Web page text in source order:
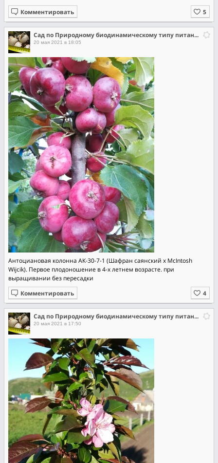
Комментировать
Сад по Природному биодинамическому типу питания растений.
20 мая 2021 в 18:05
Антоциановая колонна АК-30-7-1 (Шафран саянский х McIntosh
Wijcik). Первое плодоношение в 4-х летнем возрасте. при
выращивании без пересадки
Комментировать
Сад по Природному биодинамическому типу питания растений.
20 мая 2021 в 17:50